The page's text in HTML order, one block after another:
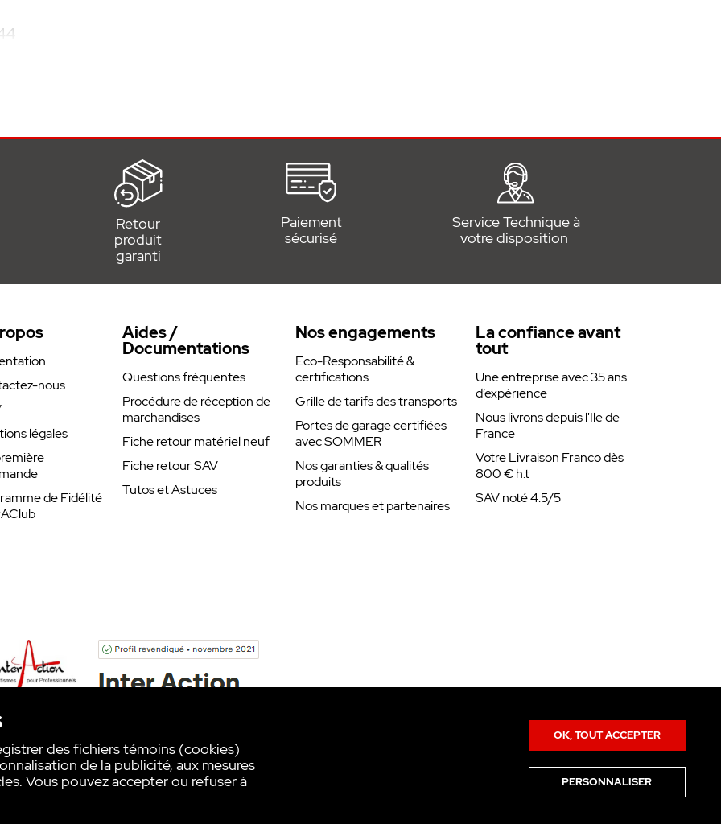
W
fonctionnement des automatismes, ne
Retour
produit
garanti
Paiement
sécurisé
Service Technique à
votre disposition
nous
légales
de Fidélité
Aides /
Documentations
Questions fréquentes
Procédure de réception de
marchandises
Fiche retour matériel neuf
Fiche retour SAV
Tutos et Astuces
Nos engagements
Eco-Responsabilité &
certifications
Grille de tarifs des transports
Portes de garage certifiées
avec SOMMER
Nos garanties & qualités
produits
Nos marques et partenaires
La confiance avant
tout
Une entreprise avec 35 ans
d’expérience
Nous livrons depuis l'Ile de
France
Votre Livraison Franco dès
800 € h.t
SAV noté 4.5/5
des fichiers témoins (cookies)
de la publicité, aux mesures
Vous pouvez accepter ou refuser à
OK, TOUT ACCEPTER
PERSONNALISER